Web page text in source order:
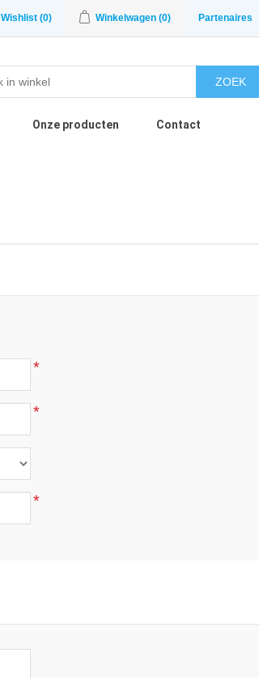
Wishlist (0) Winkelwagen (0) Partenaires
ZOEK
Onze producten Contact
*
*
*